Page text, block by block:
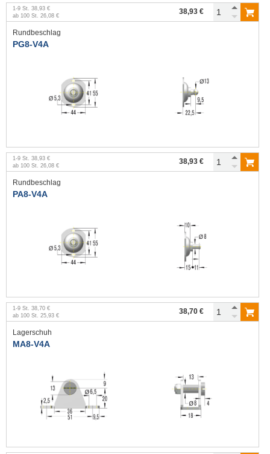
1 -9 St. 38,93 €
ab 100 St. 26,08 € 38,93 €
Rundbeschlag
PG8-V4A
1 -9 St. 38,93 €
ab 100 St. 26,08 € 38,93 €
Rundbeschlag
PA8-V4A
1 -9 St. 38,70 €
ab 100 St. 25,93 € 38,70 €
Lagerschuh
MA8-V4A